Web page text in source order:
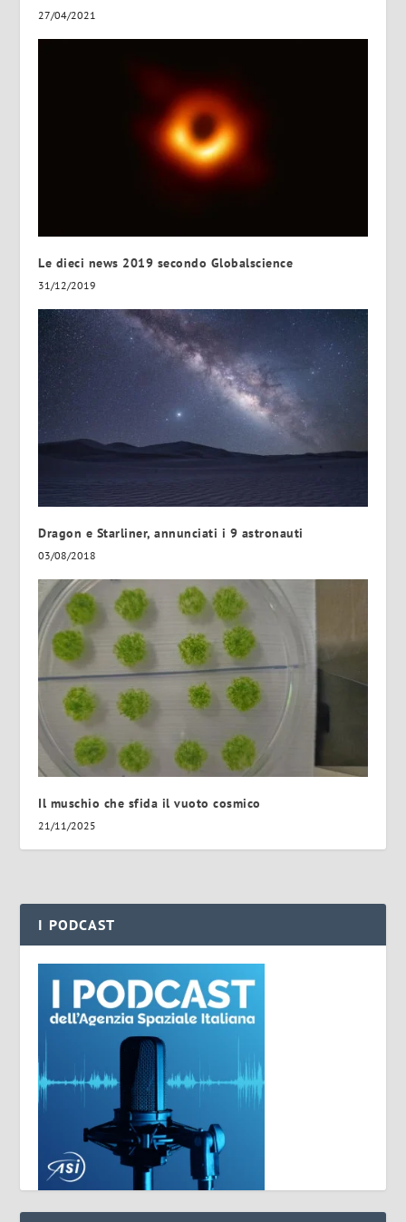
27/04/2021
Le dieci news 2019 secondo Globalscience
31/12/2019
Dragon e Starliner, annunciati i 9 astronauti
03/08/2018
Il muschio che sfida il vuoto cosmico
21/11/2025
I PODCAST